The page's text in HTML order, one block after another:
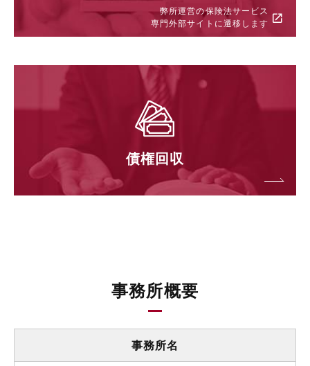
弊所運営の保険法サービス
専門外部サイトに遷移します
債権回収
事務所概要
事務所名